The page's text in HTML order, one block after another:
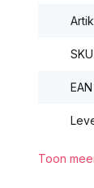
SKU
EAN
Toon